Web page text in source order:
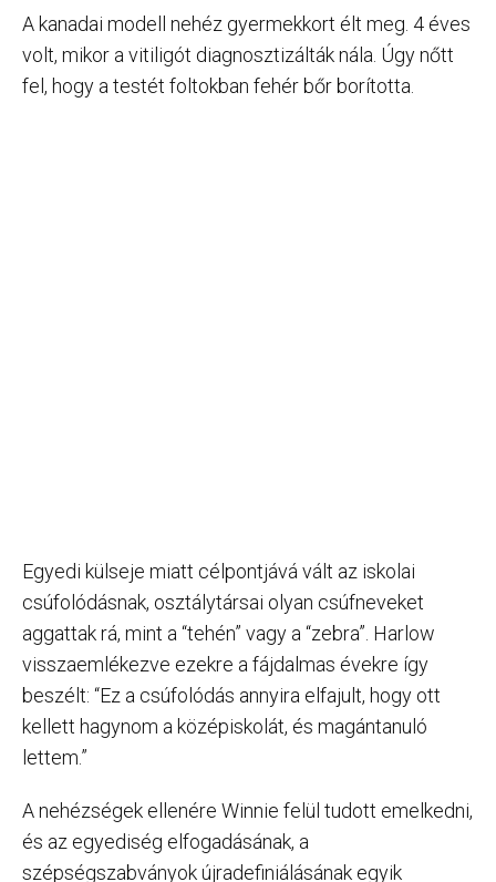
A kanadai modell nehéz gyermekkort élt meg. 4 éves
volt, mikor a vitiligót diagnosztizálták nála. Úgy nőtt
fel, hogy a testét foltokban fehér bőr borította.
Egyedi külseje miatt célpontjává vált az iskolai
csúfolódásnak, osztálytársai olyan csúfneveket
aggattak rá, mint a “tehén” vagy a “zebra”. Harlow
visszaemlékezve ezekre a fájdalmas évekre így
beszélt: “Ez a csúfolódás annyira elfajult, hogy ott
kellett hagynom a középiskolát, és magántanuló
lettem.”
A nehézségek ellenére Winnie felül tudott emelkedni,
és az egyediség elfogadásának, a
szépségszabványok újradefiniálásának egyik